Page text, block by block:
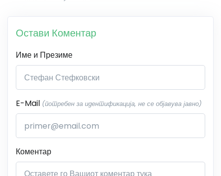
Остави Коментар
Име и Презиме
E-Mail (потребен за идентификација, не се објавува јавно)
Коментар